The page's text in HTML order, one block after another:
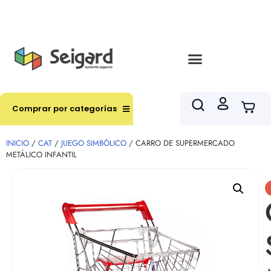
Comprar por categorías
INICIO / CAT / JUEGO SIMBÓLICO / CARRO DE SUPERMERCADO
METÁLICO INFANTIL